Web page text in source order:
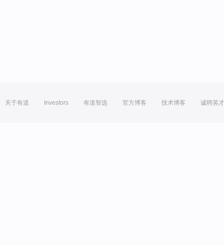
关于有道 Investors 有道智选 官方博客 技术博客 诚聘英才